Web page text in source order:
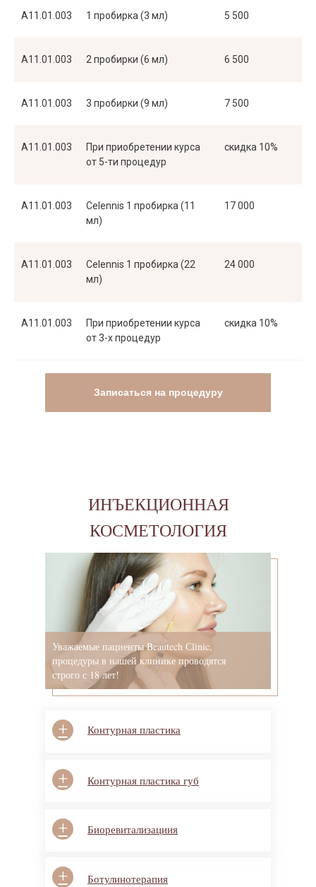
A11.01.003 1 пробирка (3 мл) 5 500
A11.01.003 2 пробирки (6 мл) 6 500
A11.01.003 3 пробирки (9 мл) 7 500
A11.01.003
При приобретении курса
от 5-ти процедур
скидка 10%
A11.01.003
Celennis 1 пробирка (11
мл)
17 000
A11.01.003
Celennis 1 пробирка (22
мл)
24 000
A11.01.003
При приобретении курса
от 3-х процедур
скидка 10%
Записаться на процедуру
Ботулинотерапия
+
Контурная пластика
+
Контурная пластика губ
+
Биоревитализациия
+
ИНЪЕКЦИОННАЯ
КОСМЕТОЛОГИЯ
Уважаемые пациенты Beautech Сlinic,
процедуры в нашей клинике проводятся
строго с 18 лет!